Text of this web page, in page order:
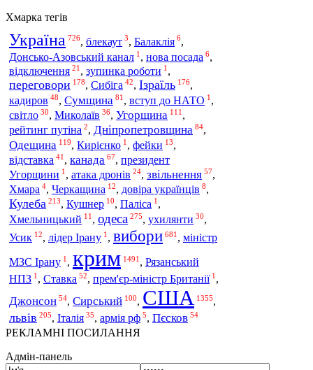
Хмарка тегів
Україна 726, блекаут 3, Балаклія 6,
Донсько-Азовський канал 1 , нова посада 6,
відключення 21 , зупинка роботи 1 ,
переговори 178, Сибіга 42, Ізраїль 176,
кадиров 48, Сумщина 81 , вступ до НАТО 1 ,
світло 30, Миколаїв 36, Угорщина 111 ,
рейтинг путіна 2, Дніпропетровщина 84,
Одещина 119, Кирієнко 1 , фейки 13,
відставка 41 , канада 67, президент
Угорщини 1 , атака дронів 24, звільнення 57,
Хмара 4, Черкащина 12, довіра українців 8,
Кулеба 213, Кушнер 10, Паліса 1 ,
Хмельницький 11 , одеса 275, ухилянти 30,
Усик 12, лідер Ірану 1 , вибори 681 , міністр
МЗС Ірану 1 , крим 1491 , Рязанський
НПЗ 1 , Ставка 52, прем'єр-міністр Британії 1 ,
Джонсон 54, Сирський 100, США 1355,
львів 205, Італія 35, армія рф 5, Пєсков 54
РЕКЛАМНІ ПОСИЛАННЯ
Адмін-панель